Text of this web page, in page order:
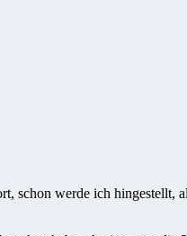
schon werde ich hingestellt,